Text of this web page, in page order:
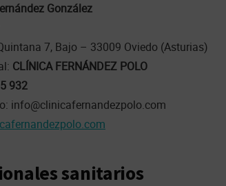
González
7, Bajo – 33009 Oviedo (Asturias)
CLÍNICA FERNÁNDEZ POLO
932
info@clinicafernandezpolo.com
sanitarios